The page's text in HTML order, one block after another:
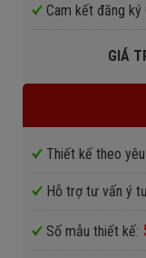
Cam kết đăng
GIÁ
Thiết kế theo
Hỗ trợ tư vấn ý
Số mẫu thiết kế: